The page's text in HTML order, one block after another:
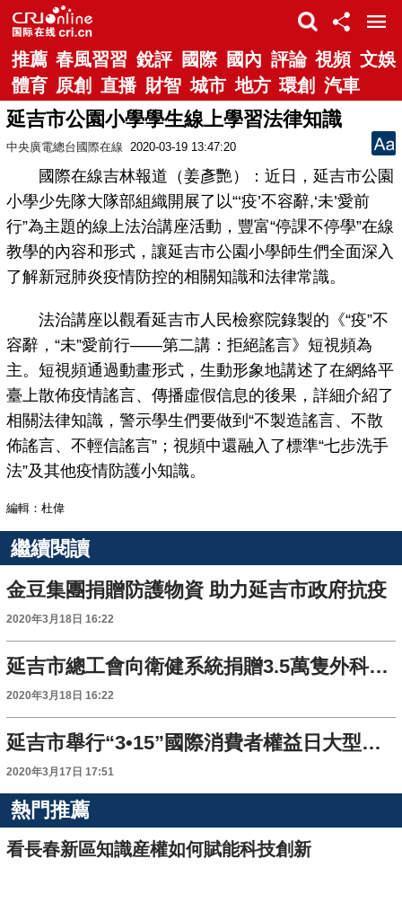
推薦 春風習習 銳評 國際 國內 評論 視頻 文娛
體育 原創 直播 財智 城市 地方 環創 汽車
延吉市公園小學學生線上學習法律知識
中央廣電總台國際在線 2020-03-19 13:47:20
國際在線吉林報道（姜彥艷）：近日，延吉市公園
小學少先隊大隊部組織開展了以“‘疫’不容辭,‘未’愛前
行”為主題的線上法治講座活動，豐富“停課不停學”在線
教學的內容和形式，讓延吉市公園小學師生們全面深入
了解新冠肺炎疫情防控的相關知識和法律常識。
法治講座以觀看延吉市人民檢察院錄製的《“疫”不
容辭，“未”愛前行——第二講：拒絕謠言》短視頻為
主。短視頻通過動畫形式，生動形象地講述了在網絡平
臺上散佈疫情謠言、傳播虛假信息的後果，詳細介紹了
相關法律知識，警示學生們要做到“不製造謠言、不散
佈謠言、不輕信謠言”；視頻中還融入了標準“七步洗手
法”及其他疫情防護小知識。
編輯：杜偉
繼續閱讀
金豆集團捐贈防護物資 助力延吉市政府抗疫
2020年3月18日 16:22
延吉市總工會向衛健系統捐贈3.5萬隻外科口罩
2020年3月18日 16:22
延吉市舉行“3•15”國際消費者權益日大型網絡直播活動
2020年3月17日 17:51
熱門推薦
看長春新區知識産權如何賦能科技創新